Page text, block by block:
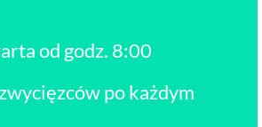
od godz. 8:00
po każdym